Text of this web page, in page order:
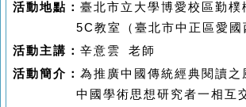
活動地點： 臺北市立大學博愛校區勤樸
5C教室（臺北市中正區愛國
活動主講 ： 辛意雲
老師
活動簡介： 為推廣中國傳統經典閱讀之
中國學術思想研究者一相互